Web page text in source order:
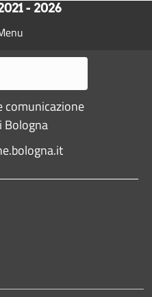
- 2026
comunicazione
Bologna